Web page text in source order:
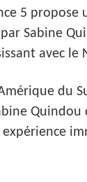
5
Sabine
avec le
du
Quindou